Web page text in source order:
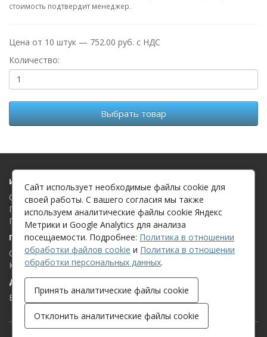
стоимость подтвердит менеджер.
Цена от 10 штук — 752.00 руб. с НДС
Количество:
Выбрать товар
Информация
О компании
Политика в отношении обработки файлов cookie
Политика в отношении обработки персональных данных
Поддержка клиентов
Связаться с нами
Карта сайта
Дополнительно
Бренды
Сайт использует необходимые файлы cookie для
своей работы. С вашего согласия мы также
используем аналитические файлы cookie Яндекс
Метрики и Google Analytics для анализа
посещаемости. Подробнее: Политика в отношении
обработки файлов cookie и Политика в отношении
обработки персональных данных.
Принять аналитические файлы cookie
Отклонить аналитические файлы cookie